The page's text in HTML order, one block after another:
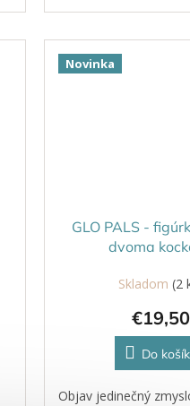
Novinka
GLO PALS -
dvoma
Skladom (2
€19,50
Do
Objav jedinečný